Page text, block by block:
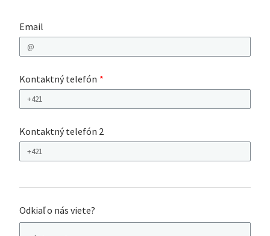
Email
Kontaktný telefón
Kontaktný telefón 2
Odkiaľ o nás viete?